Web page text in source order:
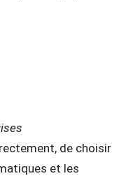
de choisir
et les